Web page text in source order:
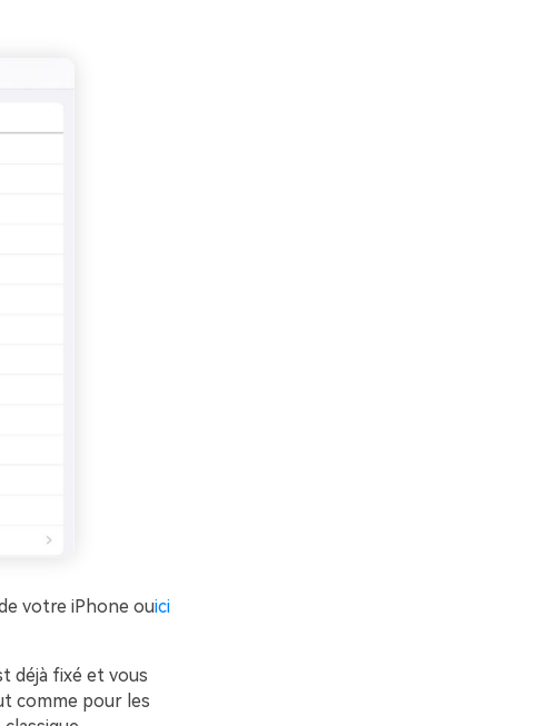
votre iPhone ouici
déjà fixé et vous
comme pour les